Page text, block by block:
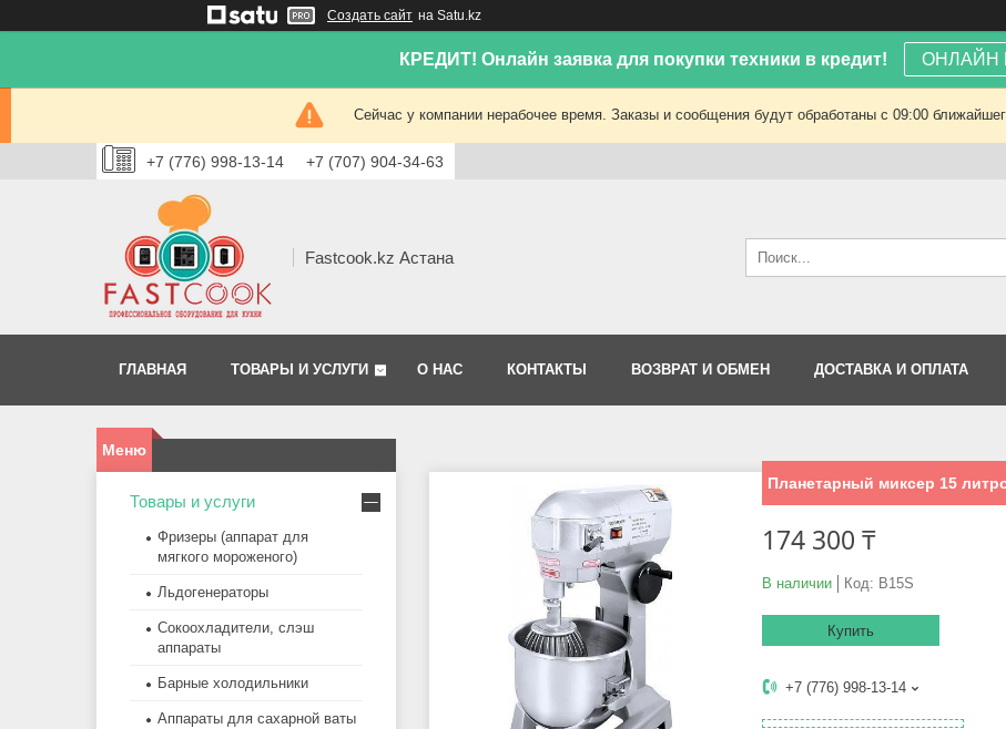
Создать сайт на Satu.kz
КРЕДИТ! Онлайн заявка для покупки техники в кредит! ОНЛАЙН
Сейчас у компании нерабочее время. Заказы и сообщения будут обработаны с 09:00
+7 (776) 998-13-14 +7 (707) 904-34-63
Fastcook.kz Астана
ГЛАВНАЯ ТОВАРЫ И УСЛУГИ О НАС КОНТАКТЫ ВОЗВРАТ И ОБМЕН ДОСТАВКА И ОПЛАТА
Планетарный миксер 15
174 300 ₸
В наличии Код: B15S
Купить
+7 (776) 998-13-14
Товары и услуги
Фризеры (аппарат для
мягкого мороженого)
Льдогенераторы
Сокоохладители, слэш
аппараты
Барные холодильники
Аппараты для сахарной ваты